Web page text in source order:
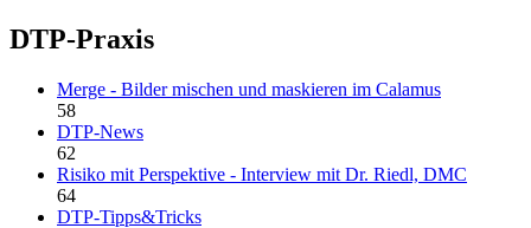
DTP-Praxis
Merge - Bilder mischen und maskieren im Calamus
58
DTP-News
62
Risiko mit Perspektive - Interview mit Dr. Riedl, DMC
64
DTP-Tipps&Tricks